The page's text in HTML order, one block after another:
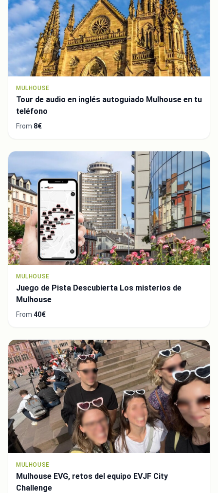
MULHOUSE
Tour de audio en inglés autoguiado Mulhouse en tu
teléfono
From 8€
MULHOUSE
Juego de Pista Descubierta Los misterios de
Mulhouse
From 40€
MULHOUSE
Mulhouse EVG, retos del equipo EVJF City
Challenge